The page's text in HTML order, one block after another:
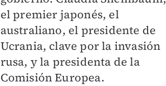
el premier japonés, el
australiano, el presidente de
Ucrania, clave por la invasión
rusa, y la presidenta de la
Comisión Europea.